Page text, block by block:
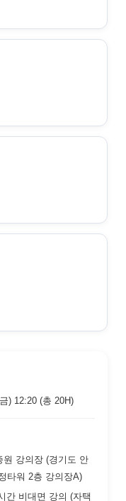
) 12:20 (총 20H)
강의장 (경기도 안
타워 2층 강의장A)
간 비대면 강의 (자택